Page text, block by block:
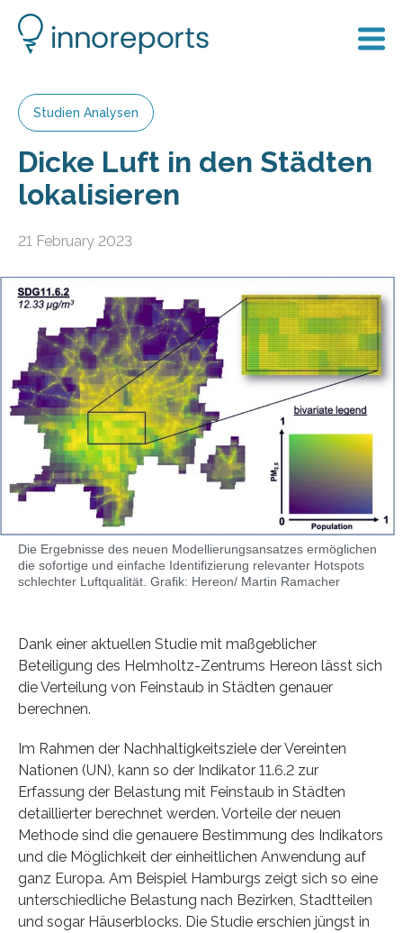
Studien Analysen
Dicke Luft in den Städten
lokalisieren
21 February 2023
Die Ergebnisse des neuen Modellierungsansatzes ermöglichen
die sofortige und einfache Identifizierung relevanter Hotspots
schlechter Luftqualität. Grafik: Hereon/ Martin Ramacher
Dank einer aktuellen Studie mit maßgeblicher
Beteiligung des Helmholtz-Zentrums Hereon lässt sich
die Verteilung von Feinstaub in Städten genauer
berechnen.
Im Rahmen der Nachhaltigkeitsziele der Vereinten
Nationen (UN), kann so der Indikator 11.6.2 zur
Erfassung der Belastung mit Feinstaub in Städten
detaillierter berechnet werden. Vorteile der neuen
Methode sind die genauere Bestimmung des Indikators
und die Möglichkeit der einheitlichen Anwendung auf
ganz Europa. Am Beispiel Hamburgs zeigt sich so eine
unterschiedliche Belastung nach Bezirken, Stadtteilen
und sogar Häuserblocks. Die Studie erschien jüngst in